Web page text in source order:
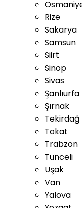
Rize
Sakarya
Samsun
Siirt
Sinop
Sivas
Şanlıurfa
Şırnak
Tekirdağ
Tokat
Trabzon
Tunceli
Uşak
Van
Yalova